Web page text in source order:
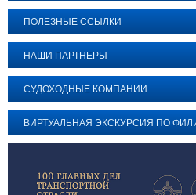
ПОЛЕЗНЫЕ ССЫЛКИ
НАШИ ПАРТНЕРЫ
СУДОХОДНЫЕ КОМПАНИИ
ВИРТУАЛЬНАЯ ЭКСКУРСИЯ ПО